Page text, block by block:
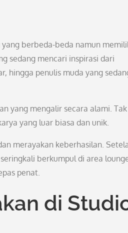
berbeda-beda namun
sedang mencari inspirasi dari
hingga penulis muda yang
yang mengalir secara alami. Tak
yang luar biasa dan unik.
merayakan keberhasilan.
berkumpul di area
penat.
di